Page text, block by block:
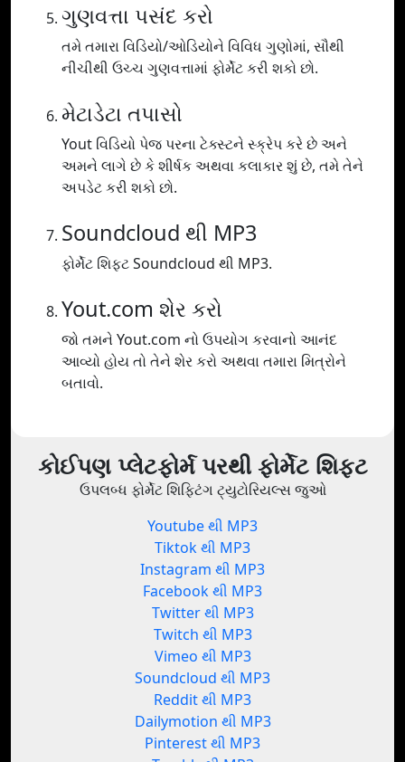
ગુણવત્તા પસંદ કરો
તમે તમારા વિડિયો/ઓડિયોને વિવિધ ગુણોમાં, સૌથી
નીચીથી ઉચ્ચ ગુણવત્તામાં ફોર્મેટ કરી શકો છો.
મેટાડેટા તપાસો
Yout વિડિયો પેજ પરના ટેક્સ્ટને સ્ક્રેપ કરે છે અને
અમને લાગે છે કે શીર્ષક અથવા કલાકાર શું છે, તમે તેને
અપડેટ કરી શકો છો.
Soundcloud થી MP3
ફોર્મેટ શિફ્ટ Soundcloud થી MP3.
Yout.com શેર કરો
જો તમને Yout.com નો ઉપયોગ કરવાનો આનંદ
આવ્યો હોય તો તેને શેર કરો અથવા તમારા મિત્રોને
બતાવો.
કોઈપણ પ્લેટફોર્મ પરથી ફોર્મેટ શિફ્ટ
ઉપલબ્ધ ફોર્મેટ શિફ્ટિંગ ટ્યુટોરિયલ્સ જુઓ
Youtube થી MP3
Tiktok થી MP3
Instagram થી MP3
Facebook થી MP3
Twitter થી MP3
Twitch થી MP3
Vimeo થી MP3
Soundcloud થી MP3
Reddit થી MP3
Dailymotion થી MP3
Pinterest થી MP3